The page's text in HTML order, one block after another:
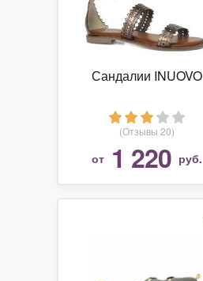
Сандалии INUOVO
(Отзывы 20)
от 1 220 руб.